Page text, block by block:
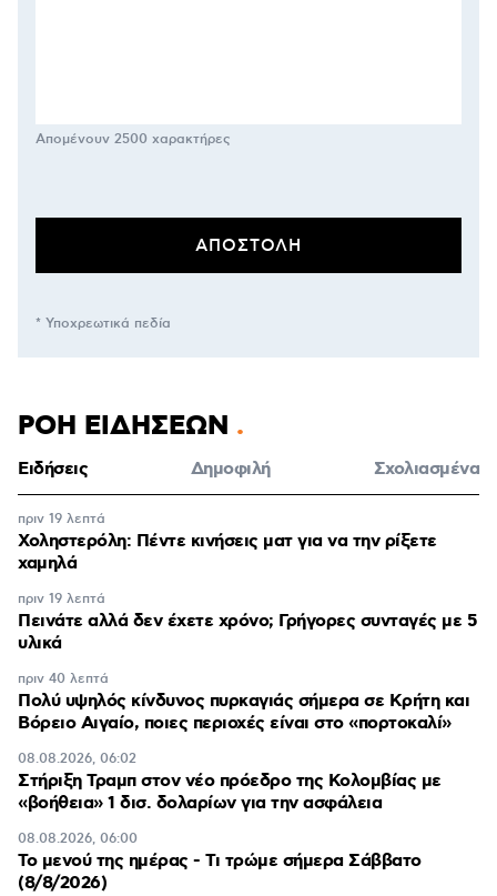
Απομένουν 2500 χαρακτήρες
* Υποχρεωτικά πεδία
ΡΟΗ ΕΙΔΗΣΕΩΝ
Ειδήσεις Δημοφιλή Σχολιασμένα
Χοληστερόλη: Πέντε κινήσεις ματ για να την ρίξετε
χαμηλά
πριν 19 λεπτά
Πεινάτε αλλά δεν έχετε χρόνο; Γρήγορες συνταγές με 5
υλικά
πριν 19 λεπτά
Πολύ υψηλός κίνδυνος πυρκαγιάς σήμερα σε Κρήτη και
Βόρειο Αιγαίο, ποιες περιοχές είναι στο «πορτοκαλί»
πριν 40 λεπτά
Στήριξη Τραμπ στον νέο πρόεδρο της Κολομβίας με
«βοήθεια» 1 δισ. δολαρίων για την ασφάλεια
08.08.2026, 06:02
Το μενού της ημέρας - Τι τρώμε σήμερα Σάββατο
(8/8/2026)
08.08.2026, 06:00